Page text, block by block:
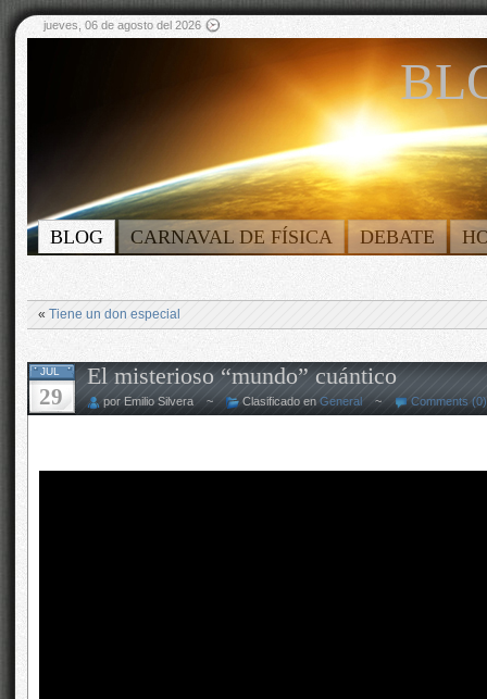
jueves, 06 de agosto del 2026
BLOG CARNAVAL DE FÍSICA DEBATE
« Tiene un don especial
JUL
29
El misterioso “mundo” cuántico
por Emilio Silvera ~ Clasificado en General ~ Comments (0)